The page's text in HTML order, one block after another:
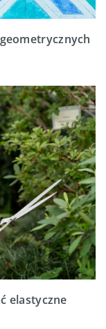
elastyczne